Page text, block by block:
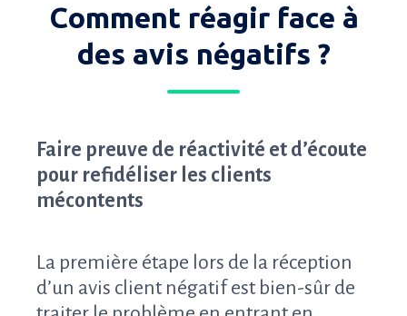
Comment réagir face à
des avis négatifs ?
Faire preuve de réactivité et d’écoute
pour refidéliser les clients
mécontents
La première étape lors de la réception
d’un avis client négatif est bien-sûr de